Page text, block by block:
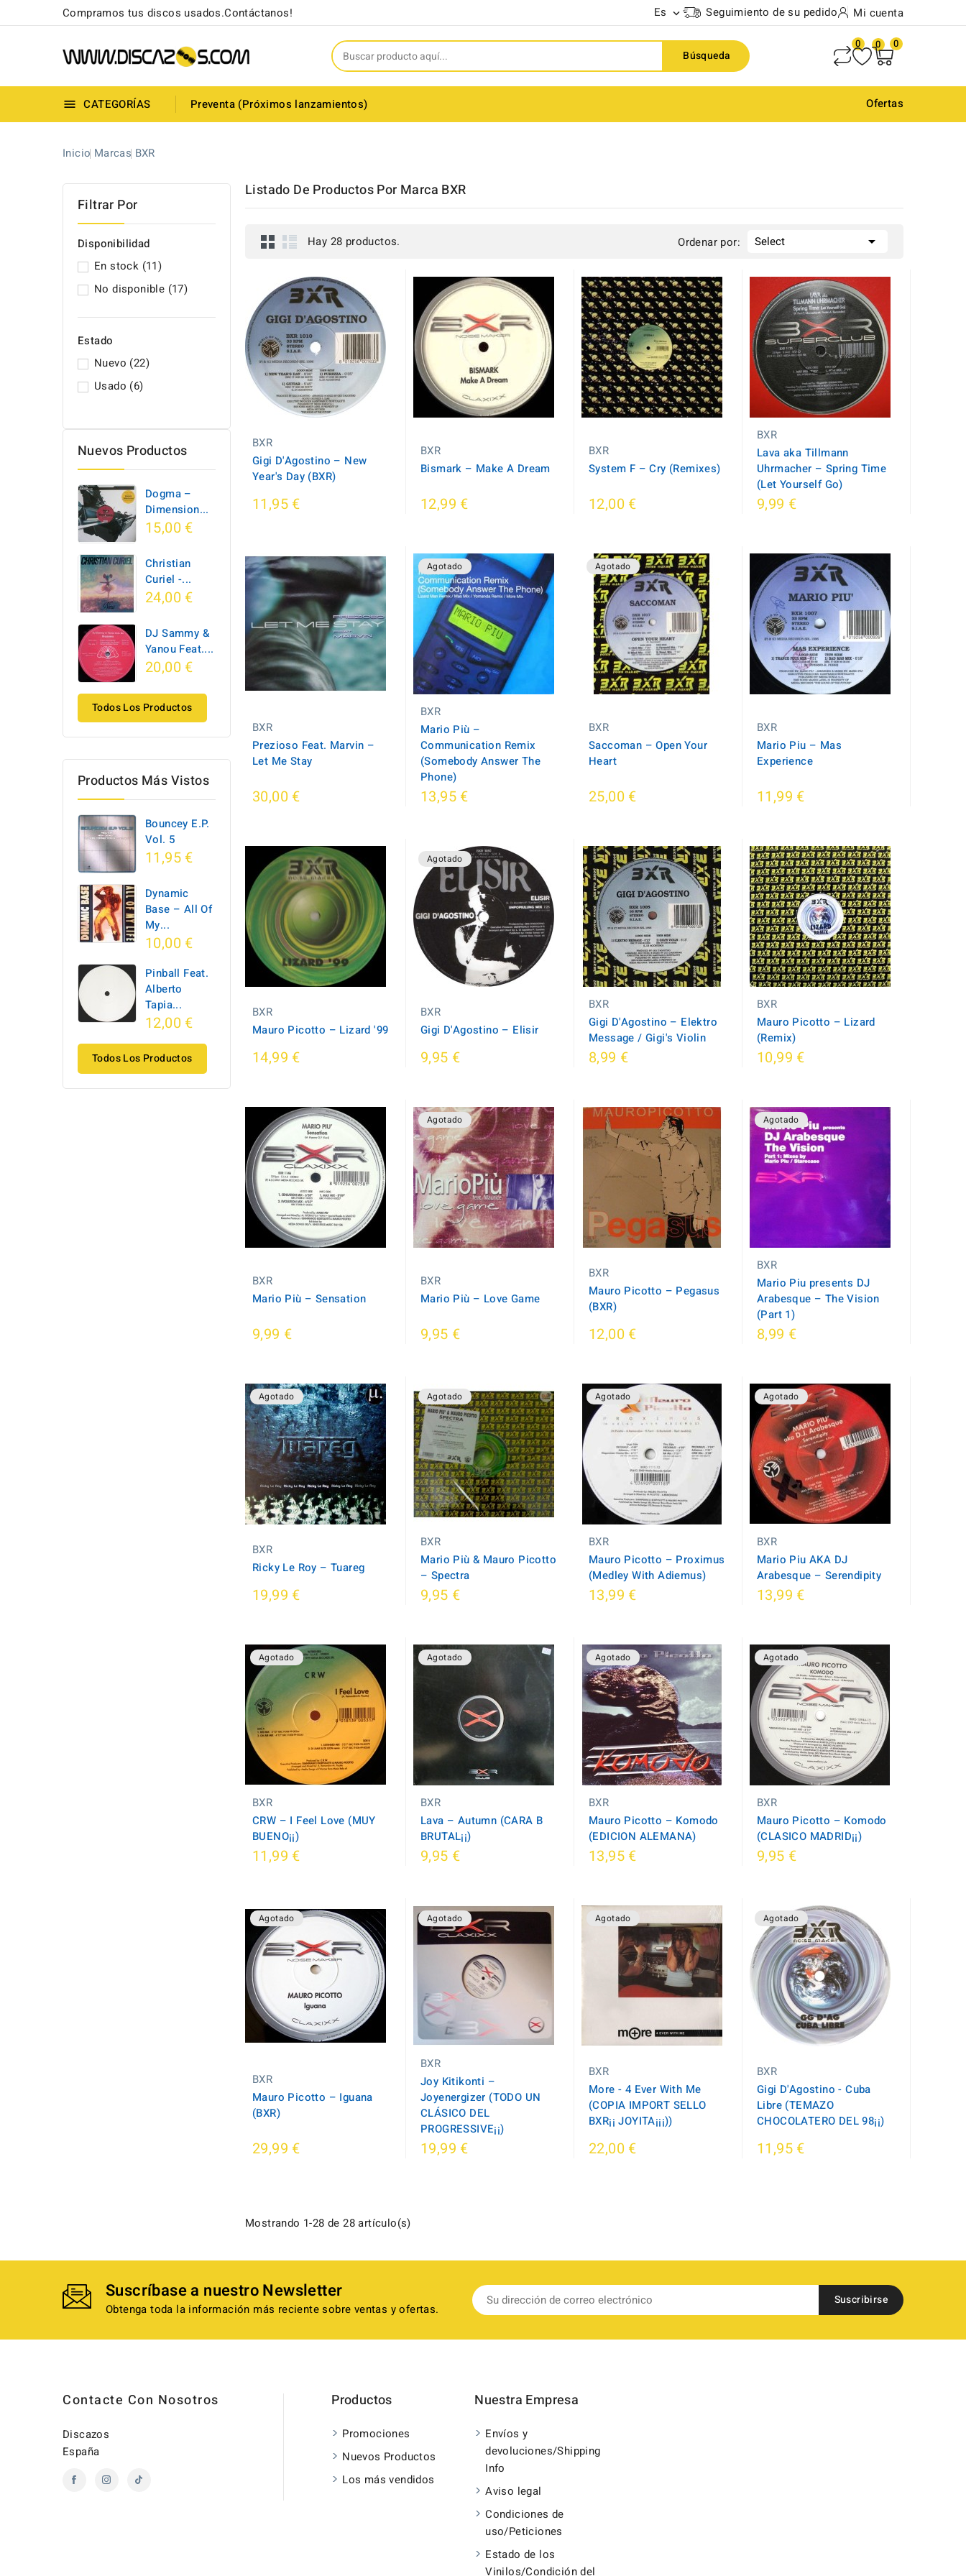
Compramos tus discos usados.Contáctanos! Es  Seguimiento de su pedido Mi cuenta
Búsqueda
0 0 0
 CATEGORÍAS Preventa (Próximos lanzamientos) Ofertas
Inicio Marcas BXR
Filtrar Por
Disponibilidad
En stock (11)
No disponible (17)
Estado
Nuevo (22)
Usado (6)
Nuevos Productos
Dogma –
Dimension...
15,00 €
Christian
Curiel -...
24,00 €
DJ Sammy &
Yanou Feat....
20,00 €
Todos Los Productos
Productos Más Vistos
Bouncey E.P.
Vol. 5
11,95 €
Dynamic
Base ‎– All Of
My...
10,00 €
Pinball Feat.
Alberto
Tapia...
12,00 €
Todos Los Productos
Listado De Productos Por Marca BXR
Hay 28 productos. Ordenar por: Select 
BXR
Gigi D'Agostino ‎– New
Year's Day (BXR)
11,95 €
BXR
Bismark ‎– Make A Dream
12,99 €
BXR
System F ‎– Cry (Remixes)
12,00 €
BXR
Lava aka Tillmann
Uhrmacher ‎– Spring Time
(Let Yourself Go)
9,99 €
BXR
Prezioso Feat. Marvin ‎–
Let Me Stay
30,00 €
Agotado
BXR
Mario Più ‎–
Communication Remix
(Somebody Answer The
Phone)
13,95 €
Agotado
BXR
Saccoman ‎– Open Your
Heart
25,00 €
BXR
Mario Piu ‎– Mas
Experience
11,99 €
BXR
Mauro Picotto ‎– Lizard '99
14,99 €
Agotado
BXR
Gigi D'Agostino ‎– Elisir
9,95 €
BXR
Gigi D'Agostino ‎– Elektro
Message / Gigi's Violin
8,99 €
BXR
Mauro Picotto ‎– Lizard
(Remix)
10,99 €
BXR
Mario Più ‎– Sensation
9,99 €
Agotado
BXR
Mario Più ‎– Love Game
9,95 €
BXR
Mauro Picotto ‎– Pegasus
(BXR)
12,00 €
Agotado
BXR
Mario Piu presents DJ
Arabesque ‎– The Vision
(Part 1)
8,99 €
Agotado
BXR
Ricky Le Roy ‎– Tuareg
19,99 €
Agotado
BXR
Mario Più & Mauro Picotto
‎– Spectra
9,95 €
Agotado
BXR
Mauro Picotto ‎– Proximus
(Medley With Adiemus)
13,99 €
Agotado
BXR
Mario Piu AKA DJ
Arabesque ‎– Serendipity
13,99 €
Agotado
BXR
CRW ‎– I Feel Love (MUY
BUENO¡¡)
11,99 €
Agotado
BXR
Lava – Autumn (CARA B
BRUTAL¡¡)
9,95 €
Agotado
BXR
Mauro Picotto – Komodo
(EDICION ALEMANA)
13,95 €
Agotado
BXR
Mauro Picotto – Komodo
(CLASICO MADRID¡¡)
9,95 €
Agotado
BXR
Mauro Picotto – Iguana
(BXR)
29,99 €
Agotado
BXR
Joy Kitikonti –
Joyenergizer (TODO UN
CLÁSICO DEL
PROGRESSIVE¡¡)
19,99 €
Agotado
BXR
More - 4 Ever With Me
(COPIA IMPORT SELLO
BXR¡¡ JOYITA¡¡¡))
22,00 €
Agotado
BXR
Gigi D'Agostino - Cuba
Libre (TEMAZO
CHOCOLATERO DEL 98¡¡)
11,95 €
Mostrando 1-28 de 28 artículo(s)
Suscríbase a nuestro Newsletter
Obtenga toda la información más reciente sobre ventas y ofertas.
Contacte Con Nosotros
Discazos
España
Productos
Promociones
Nuevos Productos
Los más vendidos
Nuestra Empresa
Envíos y
devoluciones/Shipping
Info
Aviso legal
Condiciones de
uso/Peticiones
Estado de los
Vinilos/Condición del